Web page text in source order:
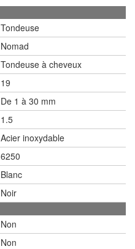
Tondeuse
Nomad
Tondeuse à cheveux
19
De 1 à 30 mm
1.5
Acier inoxydable
6250
Blanc
Noir
Non
Non